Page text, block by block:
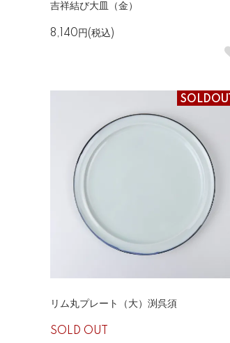
吉祥結び大皿（金）
8,140円(税込)
SOLDOUT
リム丸プレート（大）渕呉須
SOLD OUT